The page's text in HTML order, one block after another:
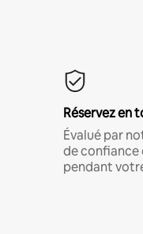
Réservez en
Évalué par
de confiance
pendant